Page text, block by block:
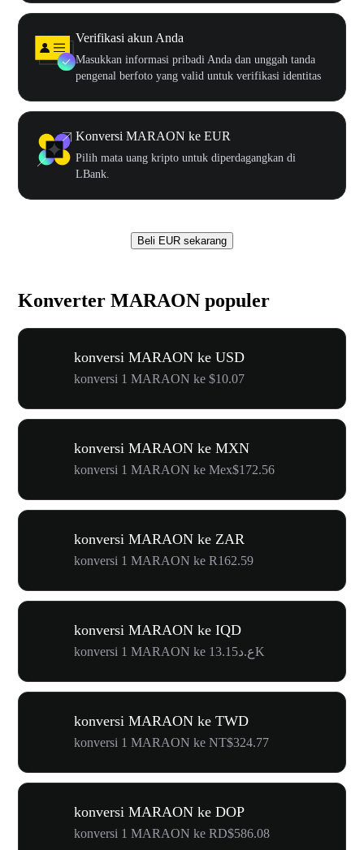
Verifikasi akun Anda
Masukkan informasi pribadi Anda dan unggah tanda
pengenal berfoto yang valid untuk verifikasi identitas
Konversi MARAON ke EUR
Pilih mata uang kripto untuk diperdagangkan di
LBank.
Beli EUR sekarang
Konverter MARAON populer
konversi MARAON ke USD
konversi 1 MARAON ke $10.07
konversi MARAON ke MXN
konversi 1 MARAON ke Mex$172.56
konversi MARAON ke ZAR
konversi 1 MARAON ke R162.59
konversi MARAON ke IQD
konversi 1 MARAON ke ع.د13.15K
konversi MARAON ke TWD
konversi 1 MARAON ke NT$324.77
konversi MARAON ke DOP
konversi 1 MARAON ke RD$586.08